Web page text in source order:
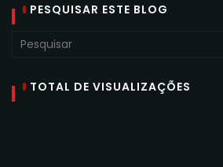
PESQUISAR ESTE BLOG
TOTAL DE VISUALIZAÇÕES